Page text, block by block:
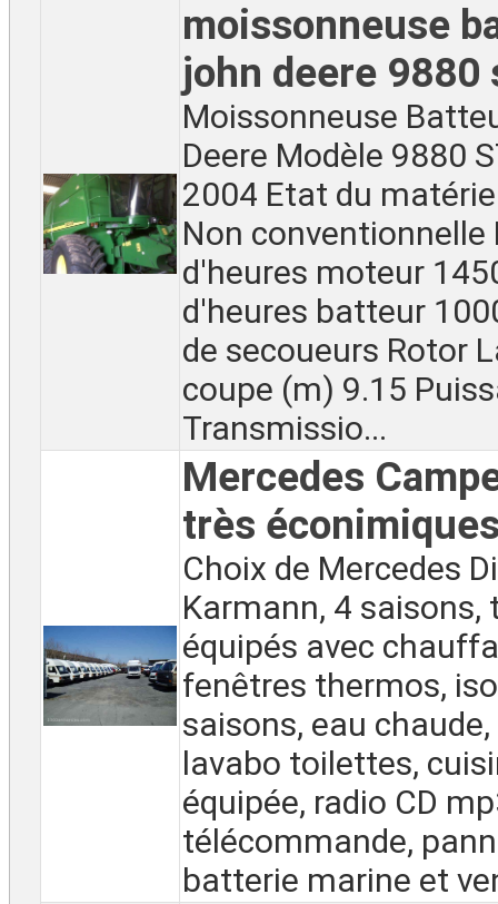
moissonneuse
john deere 9880
Moissonneuse
Deere Modèle 9880
2004 Etat du
Non conventionnelle
d'heures moteur
d'heures batteur
de secoueurs Rotor
coupe (m) 9.15
Transmissio...
Mercedes
très
Choix de Mercedes
Karmann, 4 saisons,
équipés avec
fenêtres thermos,
saisons, eau
lavabo toilettes,
équipée, radio CD
télécommande,
batterie marine et